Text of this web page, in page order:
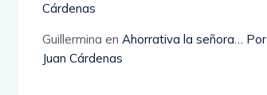
Cárdenas
Guillermina en Ahorrativa la señora… Por
Juan Cárdenas